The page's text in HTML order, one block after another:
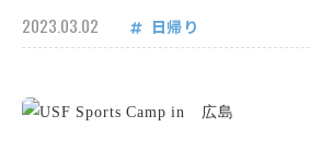
2023.03.02 日帰り